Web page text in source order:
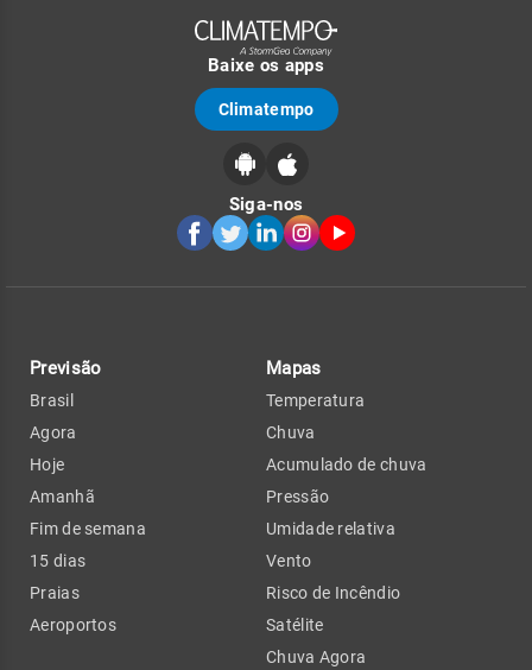
Baixe os apps
Climatempo
Siga-nos
Previsão
Brasil
Agora
Hoje
Amanhã
Fim de semana
15 dias
Praias
Aeroportos
Mapas
Temperatura
Chuva
Acumulado de chuva
Pressão
Umidade relativa
Vento
Risco de Incêndio
Satélite
Chuva Agora